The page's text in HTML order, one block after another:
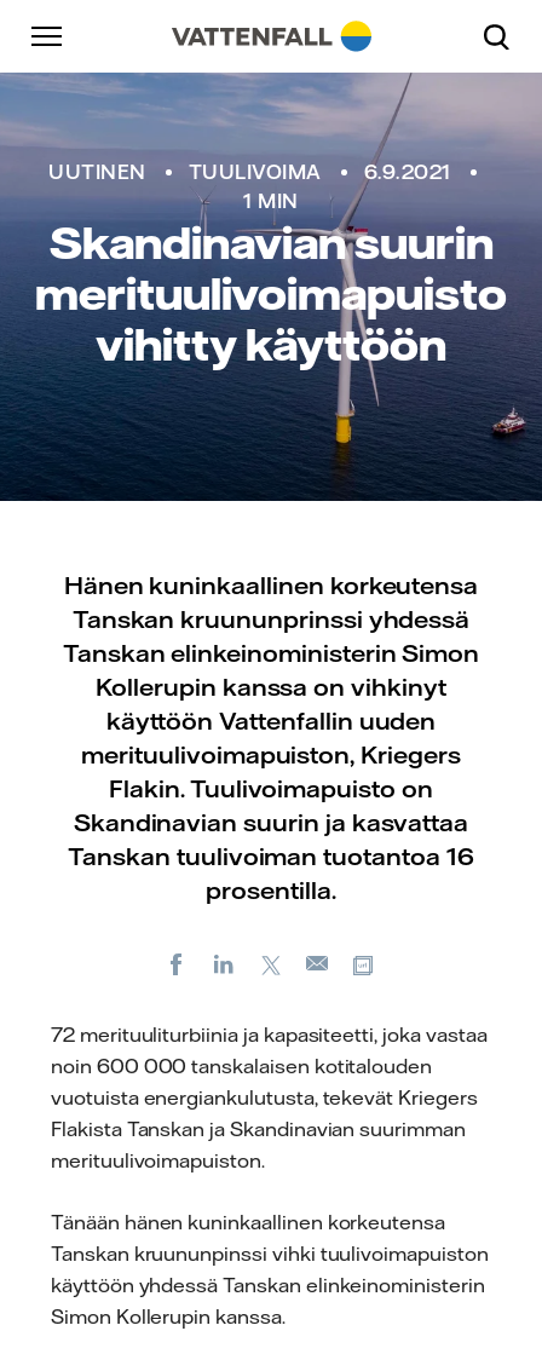
Skip to content
Päänavigaatioon
Siirry alatunnisteeseen
UUTINEN TUULIVOIMA
6.9.2021
1 MIN
Skandinavian suurin
merituulivoimapuisto
vihitty käyttöön
Hänen kuninkaallinen korkeutensa
Tanskan kruununprinssi yhdessä
Tanskan elinkeinoministerin Simon
Kollerupin kanssa on vihkinyt
käyttöön Vattenfallin uuden
merituulivoimapuiston, Kriegers
Flakin. Tuulivoimapuisto on
Skandinavian suurin ja kasvattaa
Tanskan tuulivoiman tuotantoa 16
prosentilla.
FacebookLinkedIn
Sähköposti
72 merituuliturbiinia ja kapasiteetti, joka vastaa
noin 600 000 tanskalaisen kotitalouden
vuotuista energiankulutusta, tekevät Kriegers
Flakista Tanskan ja Skandinavian suurimman
merituulivoimapuiston.
Tänään hänen kuninkaallinen korkeutensa
Tanskan kruununpinssi vihki tuulivoimapuiston
käyttöön yhdessä Tanskan elinkeinoministerin
Simon Kollerupin kanssa.
Päänavigaatioon